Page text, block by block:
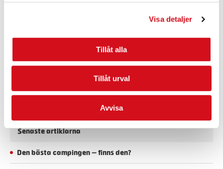
Visa detaljer
Tillåt alla
Tillåt urval
Avvisa
Senaste artiklarna
Den bästa campingen – finns den?
Vinnare Julrim 2025